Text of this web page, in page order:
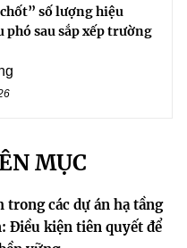
số lượng hiệu
sau sắp xếp trường
MỤC
trong các dự án hạ tầng
Điều kiện tiên quyết để